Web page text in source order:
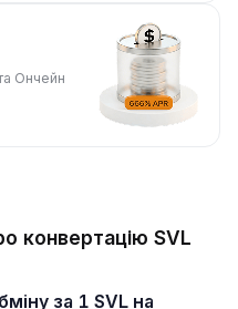
Ончейн
конвертацію SVL